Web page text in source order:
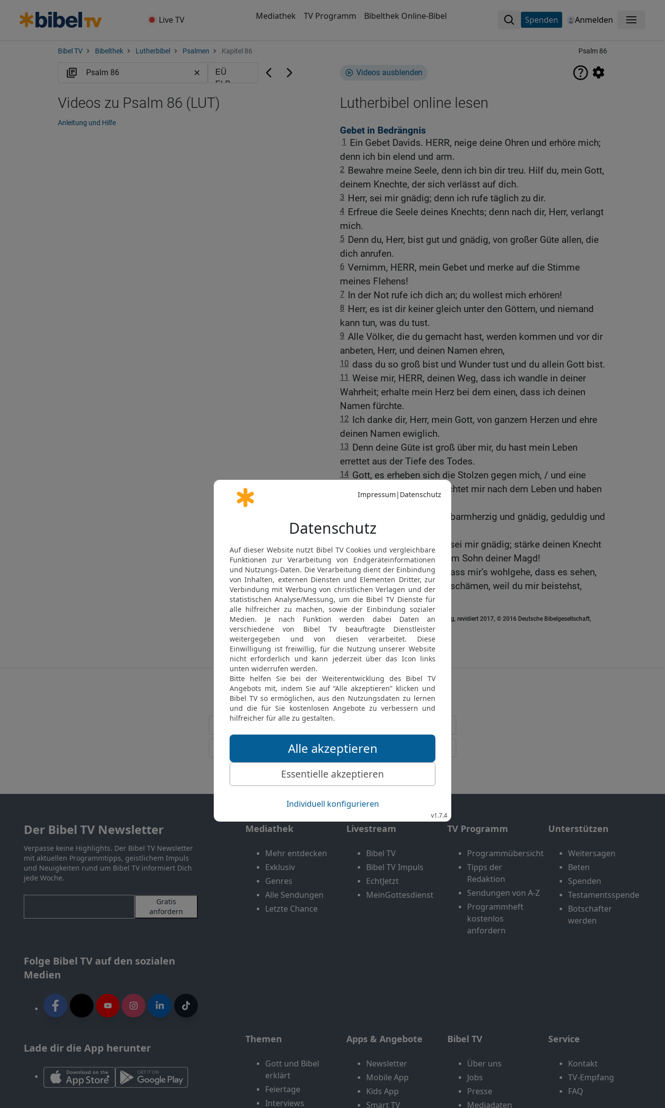
Live TV Mediathek TV Programm Bibelthek Online-Bibel Spenden Anmelden Menü
Bibel TV Bibelthek Lutherbibel Psalmen Kapitel 86 Psalm 86
Videos ausblenden
Lutherbibel online lesen
Gebet in Bedrängnis
1
Ein Gebet Davids. HERR, neige deine Ohren und erhöre mich;
denn ich bin elend und arm.
2 Bewahre meine Seele, denn ich bin dir treu. Hilf du, mein Gott,
deinem Knechte, der sich verlässt auf dich.
3 Herr, sei mir gnädig; denn ich rufe täglich zu dir.
4 Erfreue die Seele deines Knechts; denn nach dir, Herr, verlangt
mich.
5 Denn du, Herr, bist gut und gnädig, von großer Güte allen, die
dich anrufen.
6 Vernimm, HERR, mein Gebet und merke auf die Stimme
meines Flehens!
7 In der Not rufe ich dich an; du wollest mich erhören!
8 Herr, es ist dir keiner gleich unter den Göttern, und niemand
kann tun, was du tust.
9 Alle Völker, die du gemacht hast, werden kommen und vor dir
anbeten, Herr, und deinen Namen ehren,
10 dass du so groß bist und Wunder tust und du allein Gott bist.
11 Weise mir, HERR, deinen Weg, dass ich wandle in deiner
Wahrheit; erhalte mein Herz bei dem einen, dass ich deinen
Namen fürchte.
12 Ich danke dir, Herr, mein Gott, von ganzem Herzen und ehre
deinen Namen ewiglich.
13 Denn deine Güte ist groß über mir, du hast mein Leben
errettet aus der Tiefe des Todes.
14 Gott, es erheben sich die Stolzen gegen mich, / und eine
Rotte von Gewalttätern trachtet mir nach dem Leben und haben
dich nicht vor Augen.
Du aber, Herr, Gott, bist barmherzig und gnädig, geduldig und
von großer Güte und Treue.
Wende dich zu mir und sei mir gnädig; stärke deinen Knecht
mit deiner Kraft und hilf dem Sohn deiner Magd!
17 Tu ein Zeichen an mir, dass mir’s wohlgehe, dass es sehen,
die mich hassen, und sich schämen, weil du mir beistehst,
HERR, und mich tröstest.
Die Bibel nach Martin Luthers Übersetzung, revidiert 2017, © 2016 Deutsche Bibelgesellschaft,
Stuttgart
Videos zu Psalm 86 (LUT)
Anleitung und Hilfe
Möchtest du uns Feedback geben?
Bewertung der Bibelthek
FEEDBACK SENDEN
Der Bibel TV Newsletter
Verpasse keine Highlights. Der Bibel TV Newsletter
mit aktuellen Programmtipps, geistlichem Impuls
und Neuigkeiten rund um Bibel TV informiert Dich
jede Woche.
Gratis
anfordern
Folge Bibel TV auf den sozialen
Medien
Lade dir die App herunter
Mediathek
Mehr entdecken
Exklusiv
Genres
Alle Sendungen
Letzte Chance
Livestream
Bibel TV
Bibel TV Impuls
EchtJetzt
MeinGottesdienst
TV Programm
Programmübersicht
Tipps der
Redaktion
Sendungen von A-Z
Programmheft
kostenlos
anfordern
Unterstützen
Weitersagen
Beten
Spenden
Testamentsspende
Botschafter
werden
Themen
Gott und Bibel
erklärt
Feiertage
Interviews
Apps & Angebote
Newsletter
Mobile App
Kids App
Smart TV
Bibel TV
Über uns
Jobs
Presse
Mediadaten
Service
Kontakt
TV-Empfang
FAQ